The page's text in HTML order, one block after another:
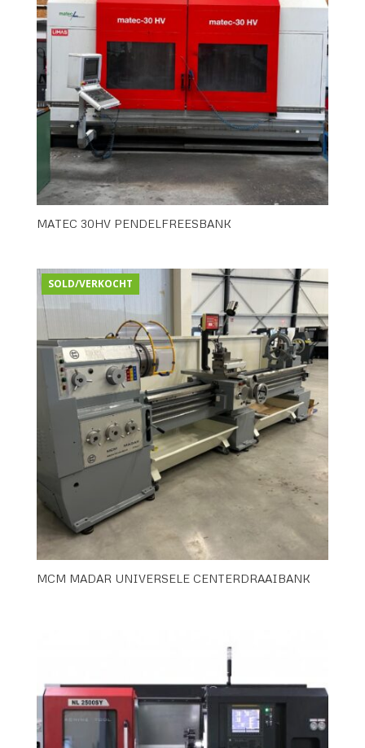
MATEC 30HV PENDELFREESBANK
SOLD/VERKOCHT
MCM MADAR UNIVERSELE CENTERDRAAIBANK